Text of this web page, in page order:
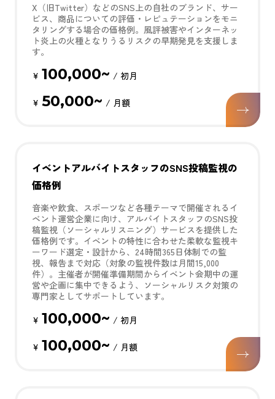
X（旧Twitter）などのSNS上の自社のブランド、サー
ビス、商品についての評価・レピュテーションをモニ
タリングする場合の価格例。風評被害やインターネッ
ト炎上の火種となりうるリスクの早期発見を支援しま
す。
¥ 100,000~ / 初月
¥ 50,000~ / 月額
イベントアルバイトスタッフのSNS投稿監視の
価格例
音楽や飲食、スポーツなど各種テーマで開催されるイ
ベント運営企業に向け、アルバイトスタッフのSNS投
稿監視（ソーシャルリスニング）サービスを提供した
価格例です。イベントの特性に合わせた柔軟な監視キ
ーワード選定・設計から、24時間365日体制での監
視、報告まで対応（対象の監視件数は月間15,000
件）。主催者が開催準備期間からイベント会期中の運
営や企画に集中できるよう、ソーシャルリスク対策の
専門家としてサポートしています。
¥ 100,000~ / 初月
¥ 100,000~ / 月額